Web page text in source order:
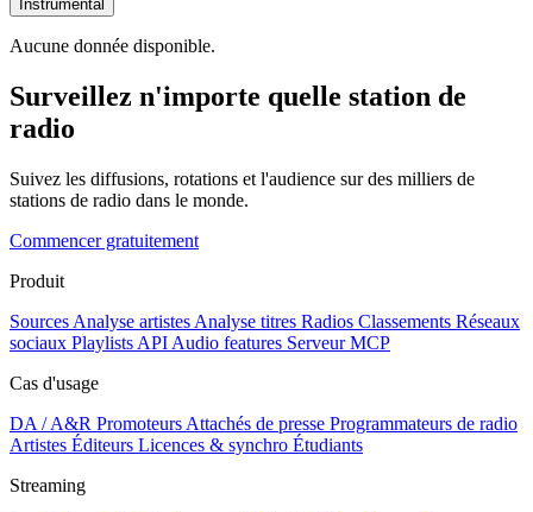
Instrumental
Aucune donnée disponible.
Surveillez n'importe quelle station de
radio
Suivez les diffusions, rotations et l'audience sur des milliers de
stations de radio dans le monde.
Commencer gratuitement
Produit
Sources Analyse artistes Analyse titres Radios Classements Réseaux
sociaux Playlists API Audio features Serveur MCP
Cas d'usage
DA / A&R Promoteurs Attachés de presse Programmateurs de radio
Artistes Éditeurs Licences & synchro Étudiants
Streaming